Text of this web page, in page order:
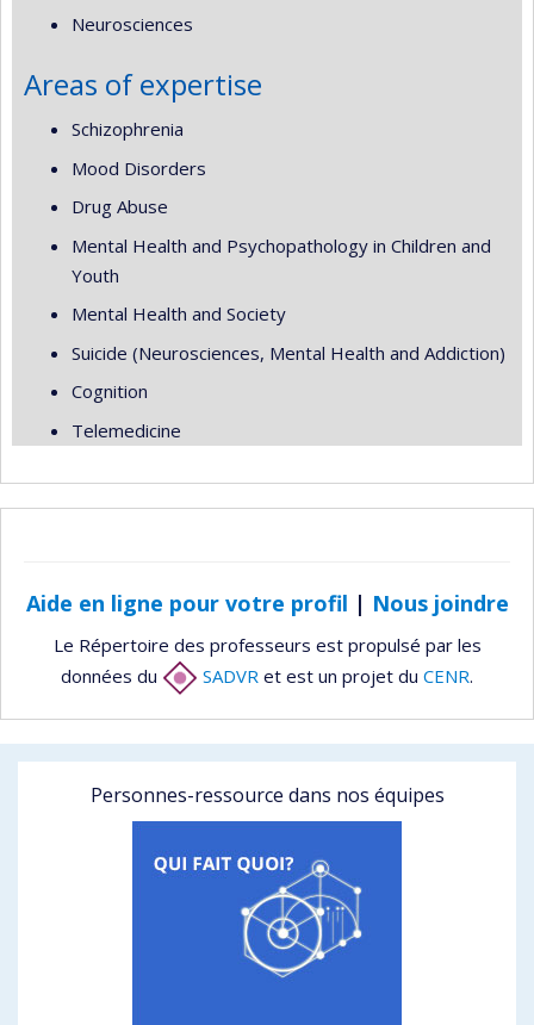
Neurosciences
Areas of expertise
Schizophrenia
Mood Disorders
Drug Abuse
Mental Health and Psychopathology in Children and
Youth
Mental Health and Society
Suicide (Neurosciences, Mental Health and Addiction)
Cognition
Telemedicine
Aide en ligne pour votre profil | Nous joindre
Le Répertoire des professeurs est propulsé par les
données du
SADVR et est un projet du CENR.
Personnes-ressource dans nos équipes